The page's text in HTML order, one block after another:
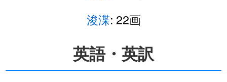
浚渫: 22画
英語・英訳